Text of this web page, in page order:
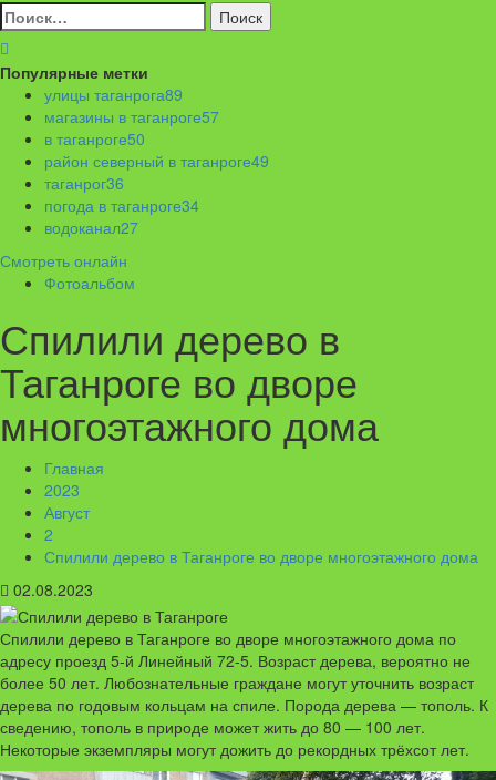
Найти:
Популярные метки
улицы таганрога89
магазины в таганроге57
в таганроге50
район северный в таганроге49
таганрог36
погода в таганроге34
водоканал27
Смотреть онлайн
Фотоальбом
Спилили дерево в
Таганроге во дворе
многоэтажного дома
Главная
2023
Август
2
Спилили дерево в Таганроге во дворе многоэтажного дома
02.08.2023
Спилили дерево в Таганроге во дворе многоэтажного дома по
адресу проезд 5-й Линейный 72-5. Возраст дерева, вероятно не
более 50 лет. Любознательные граждане могут уточнить возраст
дерева по годовым кольцам на спиле. Порода дерева — тополь. К
сведению, тополь в природе может жить до 80 — 100 лет.
Некоторые экземпляры могут дожить до рекордных трёхсот лет.